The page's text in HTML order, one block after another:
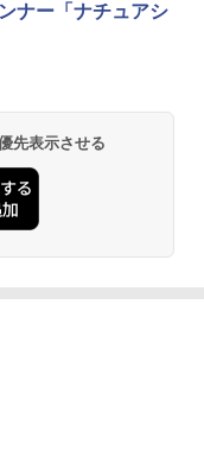
ナー「ナチュアシ
先表示させる